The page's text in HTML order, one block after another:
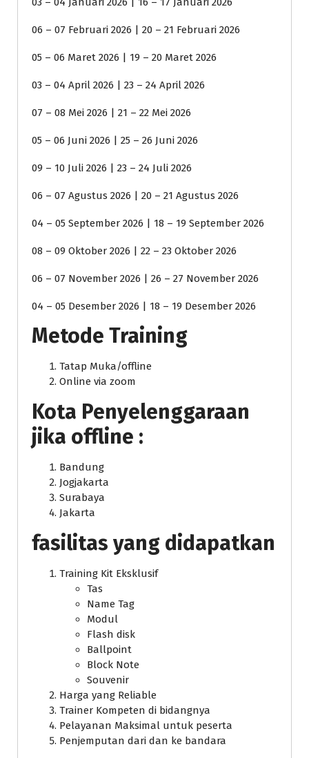
06 – 07 Februari 2026 | 20 – 21 Februari 2026
05 – 06 Maret 2026 | 19 – 20 Maret 2026
03 – 04 April 2026 | 23 – 24 April 2026
07 – 08 Mei 2026 | 21 – 22 Mei 2026
05 – 06 Juni 2026 | 25 – 26 Juni 2026
09 – 10 Juli 2026 | 23 – 24 Juli 2026
06 – 07 Agustus 2026 | 20 – 21 Agustus 2026
04 – 05 September 2026 | 18 – 19 September 2026
08 – 09 Oktober 2026 | 22 – 23 Oktober 2026
06 – 07 November 2026 | 26 – 27 November 2026
04 – 05 Desember 2026 | 18 – 19 Desember 2026
Metode Training
Tatap Muka/offline
Online via zoom
Kota Penyelenggaraan
jika offline :
Bandung
Jogjakarta
Surabaya
Jakarta
fasilitas yang didapatkan
Training Kit Eksklusif
Tas
Name Tag
Modul
Flash disk
Ballpoint
Block Note
Souvenir
Harga yang Reliable
Trainer Kompeten di bidangnya
Pelayanan Maksimal untuk peserta
Penjemputan dari dan ke bandara